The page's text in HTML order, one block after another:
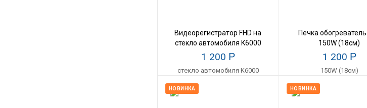
Видеорегистратор FHD на
стекло автомобиля K6000
1 200 Р
Печка
150W (18см)
1 200 Р
НОВИНКА НОВИНКА